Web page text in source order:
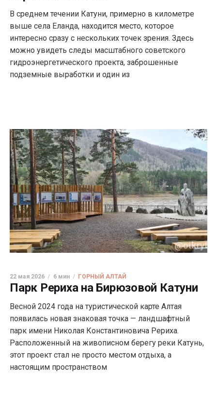
В среднем течении Катуни, примерно в километре
выше села Еланда, находится место, которое
интересно сразу с нескольких точек зрения. Здесь
можно увидеть следы масштабного советского
гидроэнергетического проекта, заброшенные
подземные выработки и один из
Парк Рериха на Бирюзовой Катуни
22 мая 2026 6 мин ГОРНЫЙ АЛТАЙ
Весной 2024 года на туристической карте Алтая
появилась новая знаковая точка — ландшафтный
парк имени Николая Константиновича Рериха.
Расположенный на живописном берегу реки Катунь,
этот проект стал не просто местом отдыха, а
настоящим пространством